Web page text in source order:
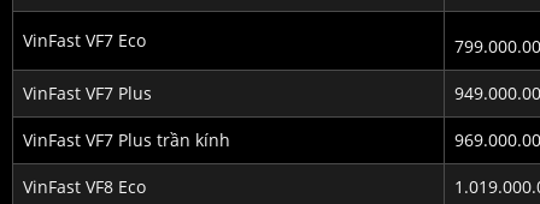
VinFast VF7 Eco
VinFast VF7 Plus
VinFast VF7 Plus trần kính
VinFast VF8 Eco